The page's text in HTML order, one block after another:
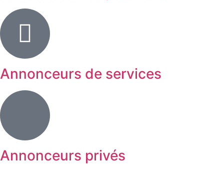
Annonceurs de services
Annonceurs privés